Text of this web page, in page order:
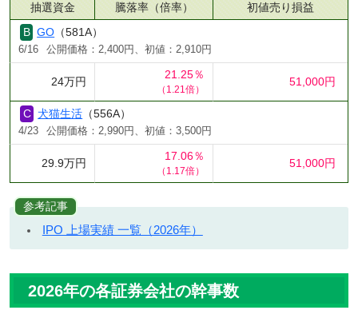
抽選資金
騰落率（倍率）
初値売り損益
GO （581A）
6/16 公開価格：2,400円、初値：2,910円
24万円
21.25％
（1.21倍）
51,000円
犬猫生活 （556A）
4/23 公開価格：2,990円、初値：3,500円
29.9万円
17.06％
（1.17倍）
51,000円
参考記事
IPO 上場実績 一覧（2026年）
2026年の各証券会社の幹事数